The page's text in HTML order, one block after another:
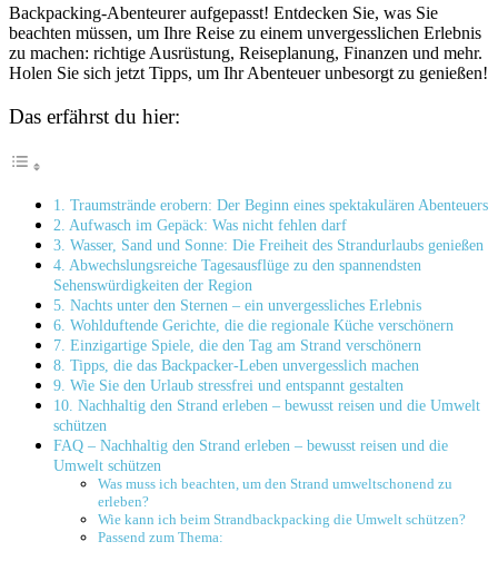
Backpacking-Abenteurer aufgepasst! Entdecken Sie, was Sie
beachten müssen, um Ihre Reise zu einem unvergesslichen Erlebnis
zu machen: richtige Ausrüstung, Reiseplanung, Finanzen und mehr.
Holen Sie sich jetzt Tipps, um Ihr Abenteuer unbesorgt zu genießen!
Das erfährst du hier:
1. Traumstrände erobern: Der Beginn eines spektakulären Abenteuers
2. Aufwasch im Gepäck: Was nicht fehlen darf
3. Wasser, Sand und Sonne: Die Freiheit des Strandurlaubs genießen
4. Abwechslungsreiche Tagesausflüge zu den spannendsten
Sehenswürdigkeiten der Region
5. Nachts unter den Sternen – ein unvergessliches Erlebnis
6. Wohlduftende Gerichte, die die regionale Küche verschönern
7. Einzigartige Spiele, die den Tag am Strand verschönern
8. Tipps, die das Backpacker-Leben unvergesslich machen
9. Wie Sie den Urlaub stressfrei und entspannt gestalten
10. Nachhaltig den Strand erleben – bewusst reisen und die Umwelt
schützen
FAQ – Nachhaltig den Strand erleben – bewusst reisen und die
Umwelt schützen
Was muss ich beachten, um den Strand umweltschonend zu
erleben?
Wie kann ich beim Strandbackpacking die Umwelt schützen?
Passend zum Thema: